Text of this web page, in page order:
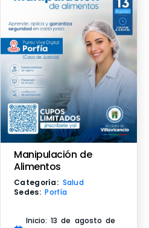
Manipulación de
Alimentos
Categoría: Salud
Sedes:Porfía
Inicio: 13 de agosto de